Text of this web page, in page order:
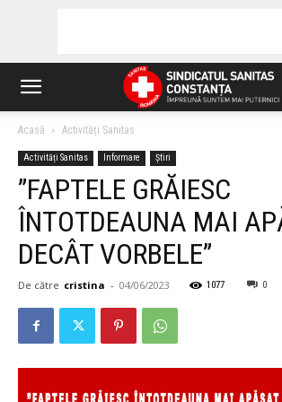
Acasă Activități Sanitas
Activități Sanitas Informare Știri
”FAPTELE GRĂIESC
ÎNTOTDEAUNA MAI
DECÂT VORBELE”
De către cristina - 04/06/2023 1077 0